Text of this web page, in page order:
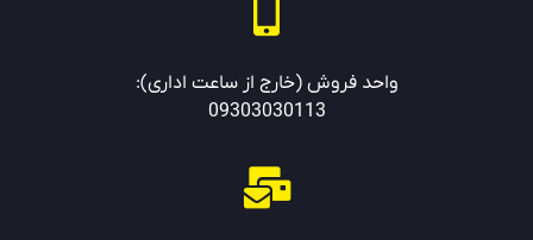
واحد فروش (خارج از ساعت اداری):
09303030113